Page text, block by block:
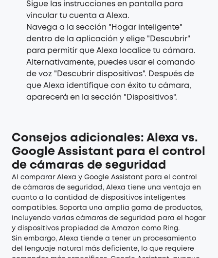
Sigue las instrucciones en pantalla para
vincular tu cuenta a Alexa.
Navega a la sección "Hogar inteligente"
dentro de la aplicación y elige "Descubrir"
para permitir que Alexa localice tu cámara.
Alternativamente, puedes usar el comando
de voz "Descubrir dispositivos". Después de
que Alexa identifique con éxito tu cámara,
aparecerá en la sección "Dispositivos".
Consejos adicionales: Alexa vs.
Google Assistant para el control
de cámaras de seguridad
Al comparar Alexa y Google Assistant para el control
de cámaras de seguridad, Alexa tiene una ventaja en
cuanto a la cantidad de dispositivos inteligentes
compatibles. Soporta una amplia gama de productos,
incluyendo varias cámaras de seguridad para el hogar
y dispositivos propiedad de Amazon como Ring.
Sin embargo, Alexa tiende a tener un procesamiento
del lenguaje natural más deficiente, lo que requiere